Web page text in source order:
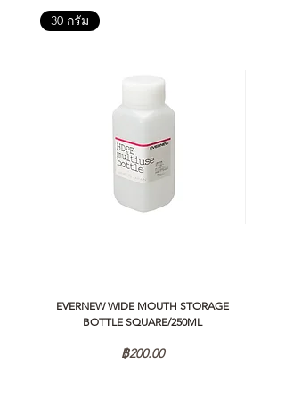
30 กรัม
EVERNEW WIDE MOUTH STORAGE
BOTTLE SQUARE/250ML
ราคา
฿200.00